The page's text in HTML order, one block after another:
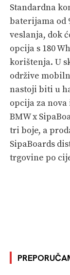
Standardna
baterijama od
veslanja, dok
opcija s 180
korištenja. U
održive
nastoji biti u
opcija za
BMW x
tri boje, a
SipaBoards
trgovine po